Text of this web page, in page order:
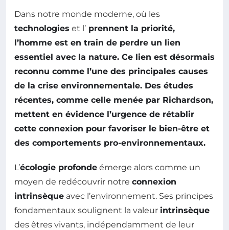
Dans notre monde moderne, où les
technologies et l’ prennent la priorité,
l’homme est en train de perdre un lien
essentiel avec la nature. Ce lien est désormais
reconnu comme l’une des principales causes
de la crise environnementale. Des études
récentes, comme celle menée par Richardson,
mettent en évidence l’urgence de rétablir
cette connexion pour favoriser le bien-être et
des comportements pro-environnementaux.
L’écologie profonde émerge alors comme un
moyen de redécouvrir notre connexion
intrinsèque avec l’environnement. Ses principes
fondamentaux soulignent la valeur intrinsèque
des êtres vivants, indépendamment de leur